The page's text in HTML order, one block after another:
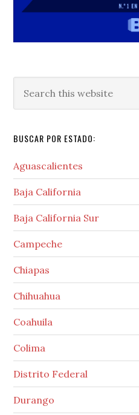
this
BUSCAR POR ESTADO:
Aguascalientes
Baja California
Baja California Sur
Campeche
Chiapas
Chihuahua
Coahuila
Colima
Distrito Federal
Durango